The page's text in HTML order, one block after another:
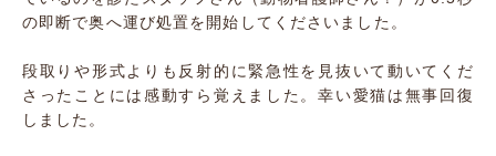
の即断で奥へ運び処置を開始してくださいました。
段取りや形式よりも反射的に緊急性を見抜いて動いてくだ
さったことには感動すら覚えました。幸い愛猫は無事回復
しました。